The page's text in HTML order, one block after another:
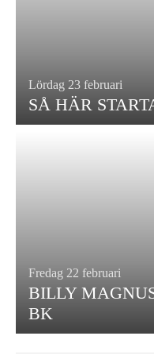
Lördag 23 februari
SÅ HÄR
Fredag 22 februari
BILLY
BK